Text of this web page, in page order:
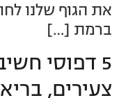
את הגוף שלנו
ברמת […]
5 דפוסי
צעירים,